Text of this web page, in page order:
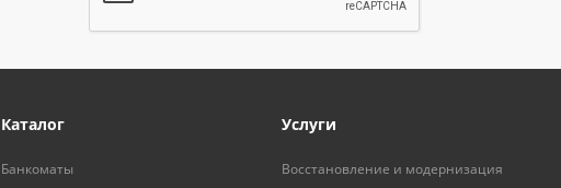
Каталог
Банкоматы
Услуги
Восстановление и модернизация